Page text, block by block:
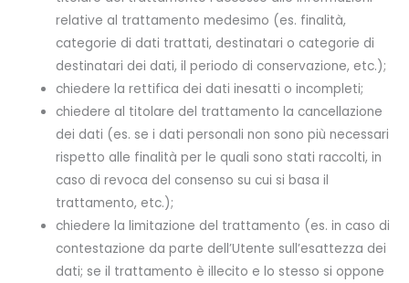
relative al trattamento medesimo (es. finalità,
categorie di dati trattati, destinatari o categorie di
destinatari dei dati, il periodo di conservazione, etc.);
chiedere la rettifica dei dati inesatti o incompleti;
chiedere al titolare del trattamento la cancellazione
dei dati (es. se i dati personali non sono più necessari
rispetto alle finalità per le quali sono stati raccolti, in
caso di revoca del consenso su cui si basa il
trattamento, etc.);
chiedere la limitazione del trattamento (es. in caso di
contestazione da parte dell’Utente sull’esattezza dei
dati; se il trattamento è illecito e lo stesso si oppone